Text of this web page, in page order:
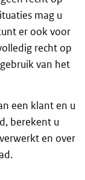
mag u
er ook voor
recht op
van het
een klant en u
berekent u
en over